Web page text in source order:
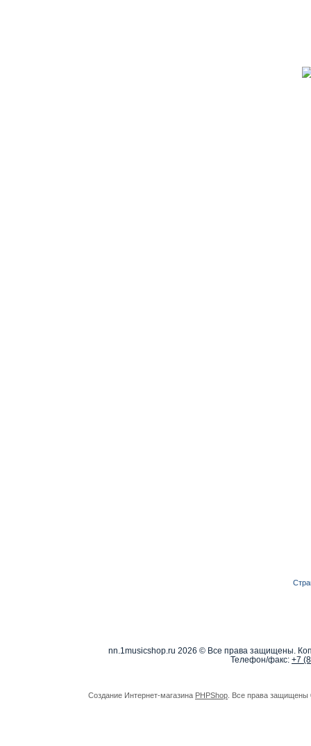
nn.1musicshop.ru 2026 © Все права защищены.
Телефон/факс: +7
Создание Интернет-магазина PHPShop . Все права защищены